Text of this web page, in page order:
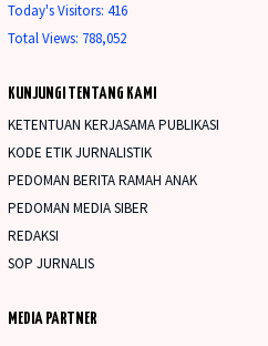
Today's Visitors: 416
Total Views: 788,052
KUNJUNGI TENTANG KAMI
KETENTUAN KERJASAMA PUBLIKASI
KODE ETIK JURNALISTIK
PEDOMAN BERITA RAMAH ANAK
PEDOMAN MEDIA SIBER
REDAKSI
SOP JURNALIS
MEDIA PARTNER